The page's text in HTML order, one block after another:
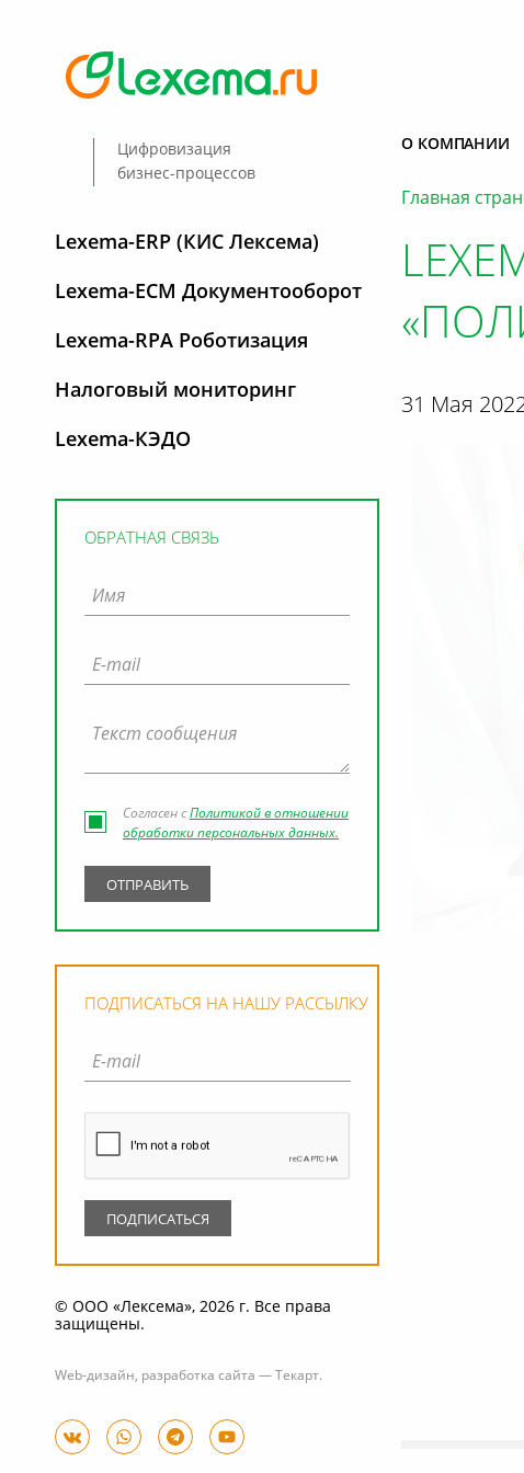
Lexema-ERP (КИС Лексема)
Lexema-ECM Документооборот
Lexema-RPA Роботизация
Налоговый мониторинг
Lexema-КЭДО
ОБРАТНАЯ СВЯЗЬ
Согласен сПолитикой в отношении
обработки персональных данных.
ПОДПИСАТЬСЯ НА НАШУ РАССЫЛКУ
© ООО «Лексема», 2026 г. Все права
защищены.
Web-дизайн, разработка сайта — Текарт.
Главная
31 Мая
Цифровизация
бизнес-процессов
О КОМПАНИИ